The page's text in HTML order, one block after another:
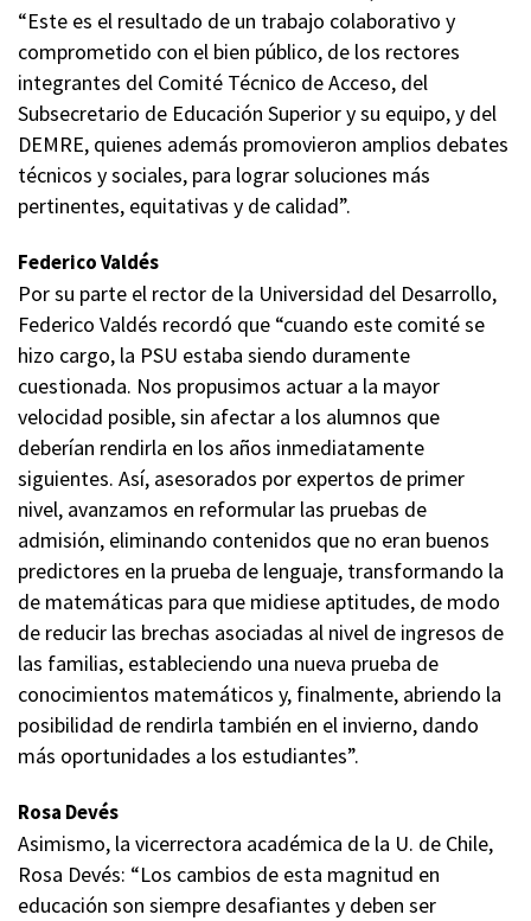
“Este es el resultado de un trabajo colaborativo y
comprometido con el bien público, de los rectores
integrantes del Comité Técnico de Acceso, del
Subsecretario de Educación Superior y su equipo, y del
DEMRE, quienes además promovieron amplios debates
técnicos y sociales, para lograr soluciones más
pertinentes, equitativas y de calidad”.
Federico Valdés
Por su parte el rector de la Universidad del Desarrollo,
Federico Valdés recordó que “cuando este comité se
hizo cargo, la PSU estaba siendo duramente
cuestionada. Nos propusimos actuar a la mayor
velocidad posible, sin afectar a los alumnos que
deberían rendirla en los años inmediatamente
siguientes. Así, asesorados por expertos de primer
nivel, avanzamos en reformular las pruebas de
admisión, eliminando contenidos que no eran buenos
predictores en la prueba de lenguaje, transformando la
de matemáticas para que midiese aptitudes, de modo
de reducir las brechas asociadas al nivel de ingresos de
las familias, estableciendo una nueva prueba de
conocimientos matemáticos y, finalmente, abriendo la
posibilidad de rendirla también en el invierno, dando
más oportunidades a los estudiantes”.
Rosa Devés
Asimismo, la vicerrectora académica de la U. de Chile,
Rosa Devés: “Los cambios de esta magnitud en
educación son siempre desafiantes y deben ser